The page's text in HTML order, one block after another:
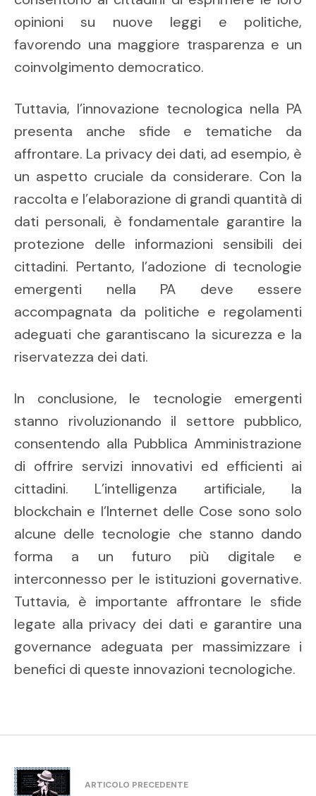
opinioni su nuove leggi e politiche,
favorendo una maggiore trasparenza e un
coinvolgimento democratico.
Tuttavia, l’innovazione tecnologica nella PA
presenta anche sfide e tematiche da
affrontare. La privacy dei dati, ad esempio, è
un aspetto cruciale da considerare. Con la
raccolta e l’elaborazione di grandi quantità di
dati personali, è fondamentale garantire la
protezione delle informazioni sensibili dei
cittadini. Pertanto, l’adozione di tecnologie
emergenti nella PA deve essere
accompagnata da politiche e regolamenti
adeguati che garantiscano la sicurezza e la
riservatezza dei dati.
In conclusione, le tecnologie emergenti
stanno rivoluzionando il settore pubblico,
consentendo alla Pubblica Amministrazione
di offrire servizi innovativi ed efficienti ai
cittadini. L’intelligenza artificiale, la
blockchain e l’Internet delle Cose sono solo
alcune delle tecnologie che stanno dando
forma a un futuro più digitale e
interconnesso per le istituzioni governative.
Tuttavia, è importante affrontare le sfide
legate alla privacy dei dati e garantire una
governance adeguata per massimizzare i
benefici di queste innovazioni tecnologiche.
ARTICOLO PRECEDENTE